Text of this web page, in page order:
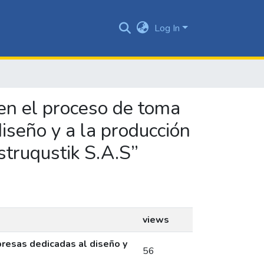
Log In
el proceso de toma
y a la producción
S.A.S”
views
dedicadas al diseño y
56